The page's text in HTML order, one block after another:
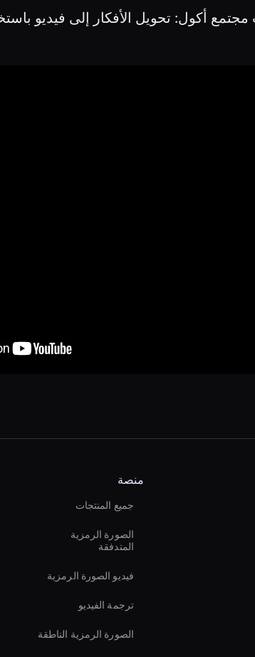
أكول: تحويل الأفكار إلى فيديو
منصة
جميع المنتجات
الصورة الرمزية
المتدفقة
فيديو الصورة الرمزية
ترجمة الفيديو
الصورة الرمزية الناطقة